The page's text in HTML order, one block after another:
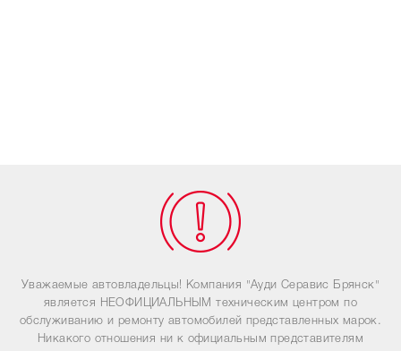
Уважаемые автовладельцы! Компания "Ауди Серавис Брянск"
является НЕОФИЦИАЛЬНЫМ техническим центром по
обслуживанию и ремонту автомобилей представленных марок.
Никакого отношения ни к официальным представителям